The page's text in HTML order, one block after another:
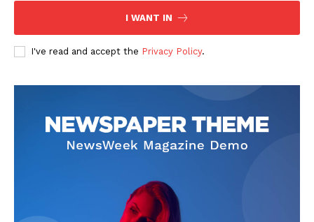
I WANT IN
I've read and accept the Privacy Policy.